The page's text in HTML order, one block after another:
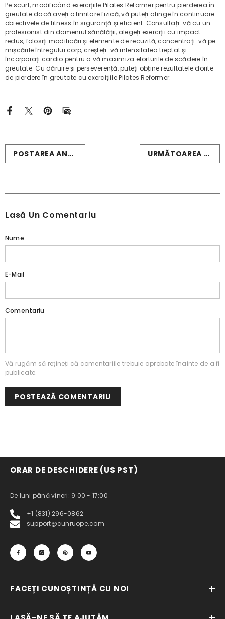
Pe scurt, modificând exercițiile Pilates Reformer pentru pierderea în
greutate dacă aveți o limitare fizică, vă puteți atinge în continuare
obiectivele de fitness în siguranță și eficient. Consultați-vă cu un
profesionist din domeniul sănătății, alegeți exerciții cu impact
redus, folosiți modificări și elemente de recuzită, concentrați-vă pe
mișcările întregului corp, creșteți-vă intensitatea treptat și
încorporați cardio pentru a vă maximiza eforturile de scădere în
greutate. Cu dăruire și perseverență, puteți obține rezultatele dorite
de pierdere în greutate cu exercițiile Pilates Reformer.
POSTAREA ANTERIOARĂ URMĂTOAREA POSTARE
Lasă Un Comentariu
Nume
E-Mail
Comentariu
Vă rugăm să rețineți că comentariile trebuie aprobate înainte de a fi
publicate.
ORAR DE DESCHIDERE (US PST)
De luni până vineri: 9:00 - 17:00
+1 (831) 296-0862
support@cunruope.com
FACEȚI CUNOȘTINȚĂ CU NOI